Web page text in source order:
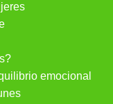
emocional